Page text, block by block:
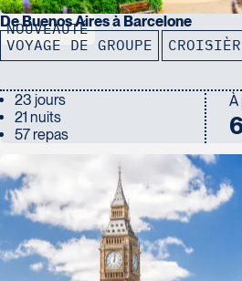
NOUVEAUTÉ
De Buenos Aires à Barcelone
VOYAGE DE GROUPE
23 jours
21 nuits
57 repas
À